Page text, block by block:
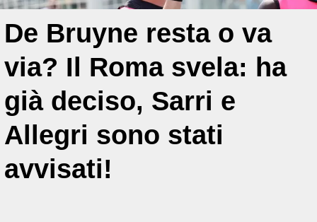
De Bruyne resta o va
via? Il Roma svela: ha
già deciso, Sarri e
Allegri sono stati
avvisati!